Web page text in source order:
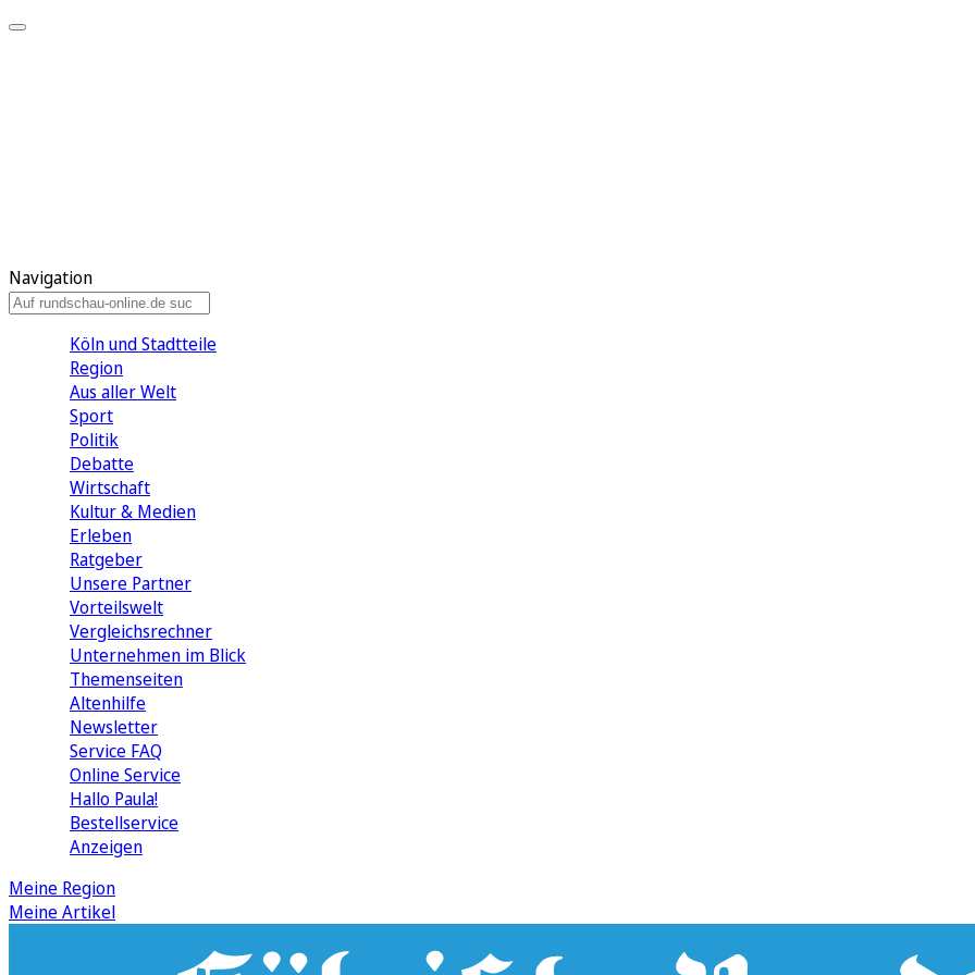
Navigation
Köln und Stadtteile
Region
Aus aller Welt
Sport
Politik
Debatte
Wirtschaft
Kultur & Medien
Erleben
Ratgeber
Unsere Partner
Vorteilswelt
Vergleichsrechner
Unternehmen im Blick
Themenseiten
Altenhilfe
Newsletter
Service FAQ
Online Service
Hallo Paula!
Bestellservice
Anzeigen
Meine Region
Meine Artikel